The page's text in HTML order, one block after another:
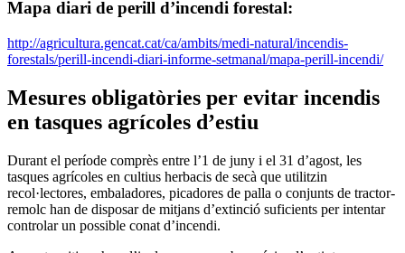
Mapa diari de perill d’incendi forestal:
http://agricultura.gencat.cat/ca/ambits/medi-natural/incendis-
forestals/perill-incendi-diari-informe-setmanal/mapa-perill-incendi/
Mesures obligatòries per evitar incendis
en tasques agrícoles d’estiu
Durant el període comprès entre l’1 de juny i el 31 d’agost, les
tasques agrícoles en cultius herbacis de secà que utilitzin
recol·lectores, embaladores, picadores de palla o conjunts de tractor-
remolc han de disposar de mitjans d’extinció suficients per intentar
controlar un possible conat d’incendi.